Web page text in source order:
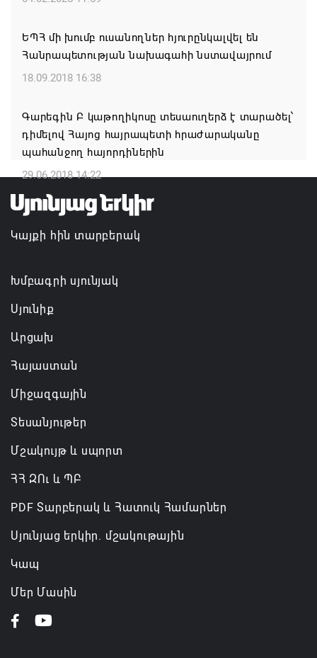
նիստը կանցկացվի դռնփակ
07.08.2026 16:34
ԲՆԱԿԱՎԱՅՐԻ ՕՐԸ
07.08.2026 16:21
Կապան համայնքի ղեկավար Գևորգ Փարսյանի
նախաձեռնությամբ ճանապարհաշինական
մեծածավալ աշխատանքներ՝ գյուղական
բնակավայրերում
ԵՊՀ մի խումբ ուսանողներ հյուրընկալվել են
Հանրապետության նախագահի նստավայրում
18.09.2018 16:38
Գարեգին Բ կաթողիկոսը տեսաուղերձ է տարածել՝
դիմելով Հայոց հայրապետի հրաժարականը
պահանջող հայորդիներին
29.06.2018 14:22
Կայքի հին տարբերակ
Խմբագրի սյունյակ
Սյունիք
Արցախ
Հայաստան
Միջազգային
Տեսանյութեր
Մշակույթ և սպորտ
ՀՀ ԶՈւ և ՊԲ
PDF Տարբերակ և Հատուկ Համարներ
Սյունյաց երկիր. մշակութային
Կապ
Մեր Մասին